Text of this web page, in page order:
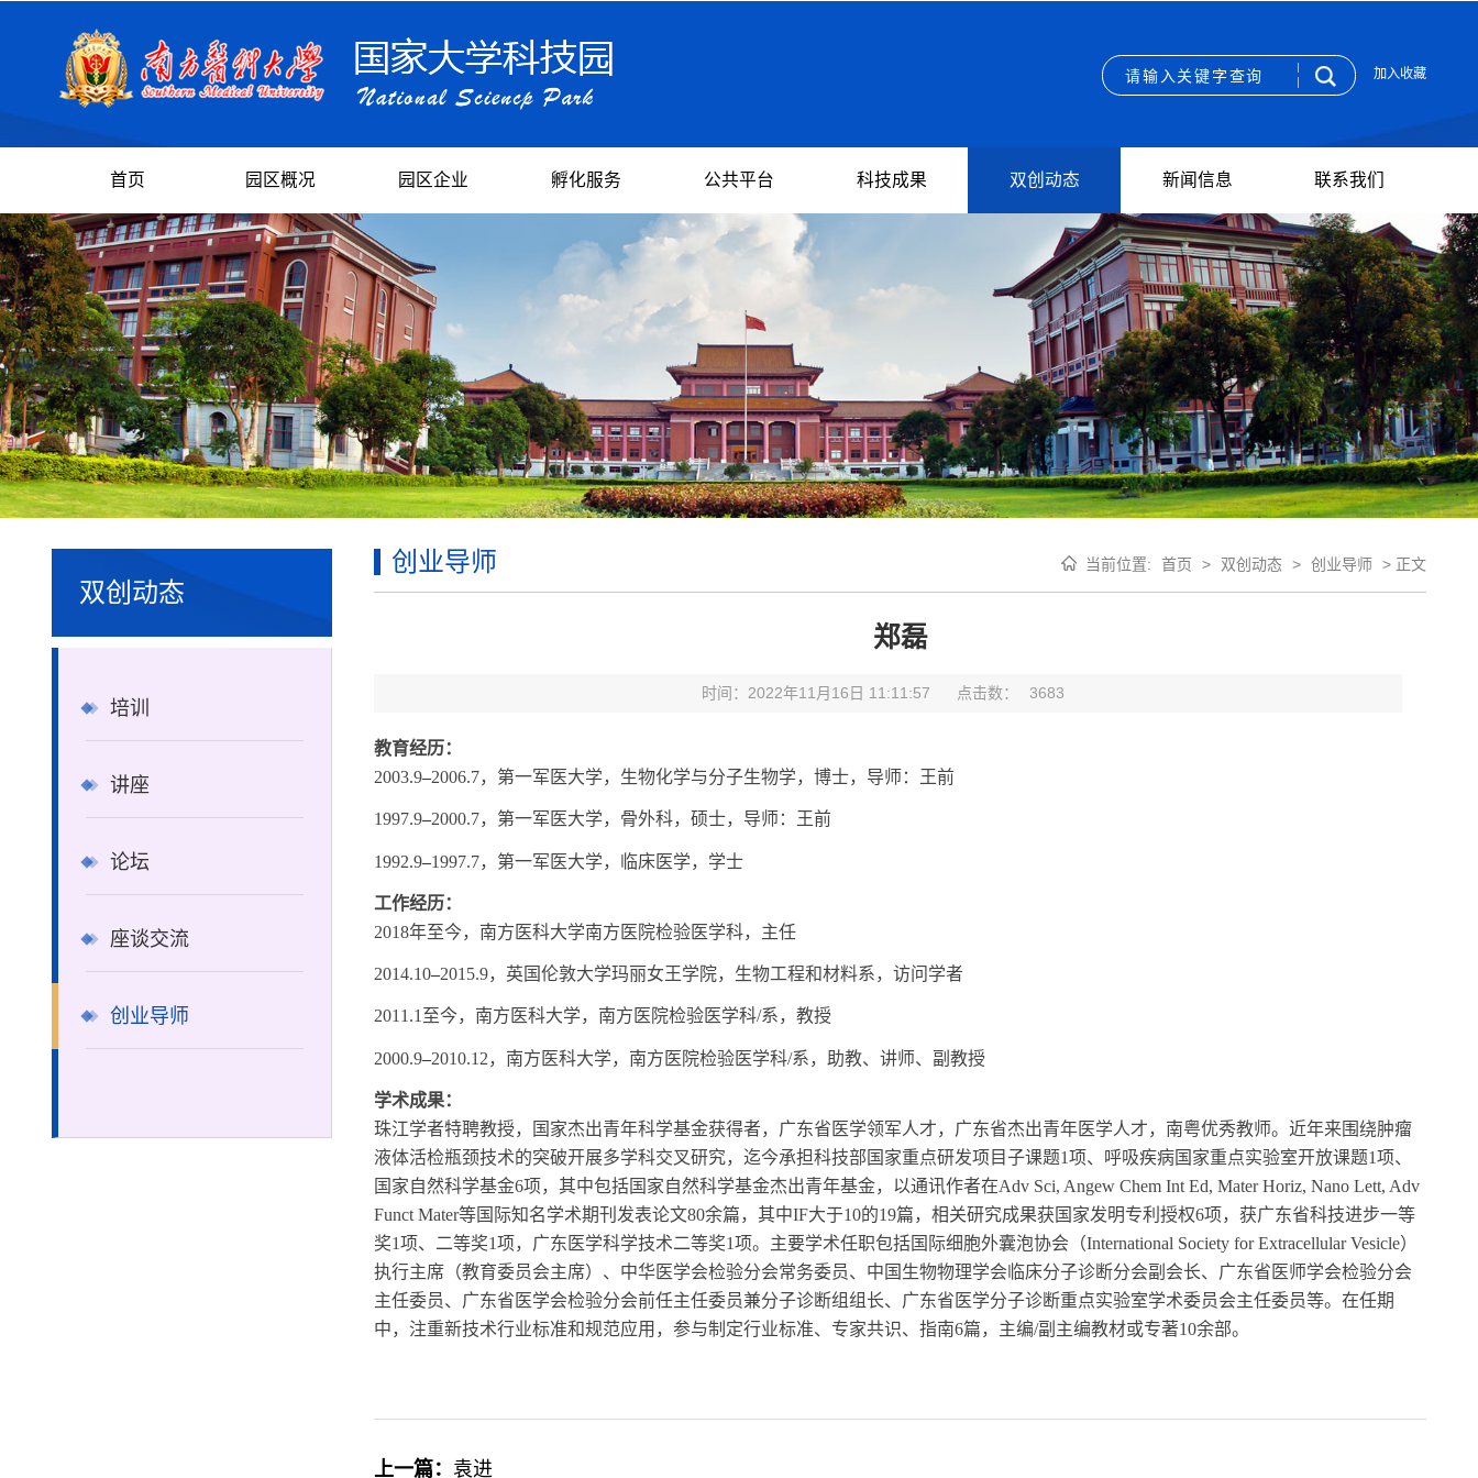
加入收藏
首页 园区概况 园区企业 孵化服务 公共平台 科技成果 双创动态 新闻信息 联系我们
双创动态
培训
讲座
论坛
座谈交流
创业导师
创业导师 当前位置: 首页 > 双创动态 > 创业导师 > 正文
郑磊
时间：2022年11月16日 11:11:57 点击数： 3683
教育经历：
2003.9–2006.7，第一军医大学，生物化学与分子生物学，博士，导师：王前
1997.9–2000.7，第一军医大学，骨外科，硕士，导师：王前
1992.9–1997.7，第一军医大学，临床医学，学士
工作经历：
2018年至今，南方医科大学南方医院检验医学科，主任
2014.10–2015.9，英国伦敦大学玛丽女王学院，生物工程和材料系，访问学者
2011.1至今，南方医科大学，南方医院检验医学科/系，教授
2000.9–2010.12，南方医科大学，南方医院检验医学科/系， 助教、讲师、 副教授
学术成果：
珠江学者特聘教授，国家杰出青年科学基金获得者，广东省医学领军人才，广东省杰出青年医学人才，南粤优秀教师。近年来围绕肿瘤
液体活检瓶颈技术的突破开展多学科交叉研究，迄今承担科技部国家重点研发项目子课题1项、呼吸疾病国家重点实验室开放课题1项、
国家自然科学基金6项，其中包括国家自然科学基金杰出青年基金，以通讯作者在Adv Sci, Angew Chem Int Ed, Mater Horiz, Nano Lett, Adv
Funct Mater等国际知名学术期刊发表论文80余篇，其中IF大于10的19篇，相关研究成果获国家发明专利授权6项，获广东省科技进步一等
奖1项、二等奖1项，广东医学科学技术二等奖1项。主要学术任职包括国际细胞外囊泡协会（International Society for Extracellular Vesicle）
执行主席（教育委员会主席） 、中华医学会检验分会常务委员、中国生物物理学会临床分子诊断分会副会长、广东省医师学会检验分会
主任委员、广东省医学会检验分会前任主任委员兼分子诊断组组长、 广东省医学分子诊断重点实验室学术委员会主任委员等。在任期
中，注重新技术行业标准和规范应用，参与制定行业标准、专家共识、指南6篇，主编/副主编教材或专著10余部。
上一篇： 袁进